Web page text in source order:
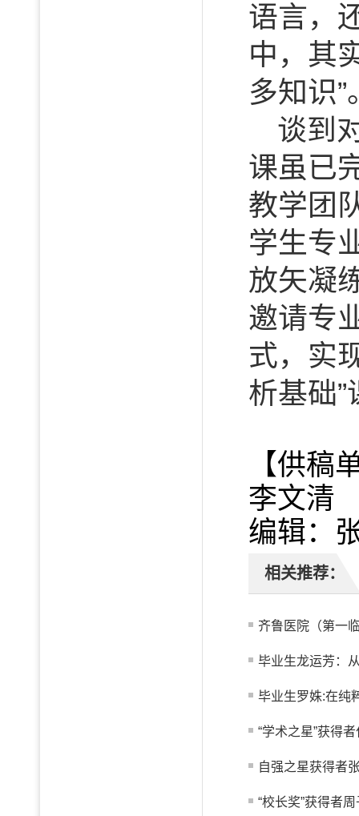
语言，
中，其
多知识”
谈到
课虽已
教学团
学生专
放矢凝
邀请专
式，实
析基础
【供
李文
编辑：
相关推荐：
齐鲁医院（第一
毕业生龙运芳：
毕业生罗姝:在纯
“学术之星”获得
自强之星获得者
“校长奖”获得者